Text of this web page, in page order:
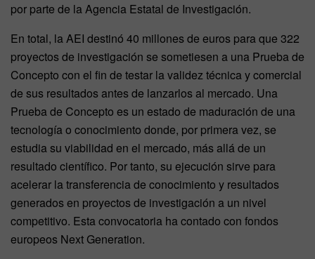
por parte de la Agencia Estatal de Investigación.
En total, la AEI destinó 40 millones de euros para que 322
proyectos de investigación se sometiesen a una Prueba de
Concepto con el fin de testar la validez técnica y comercial
de sus resultados antes de lanzarlos al mercado. Una
Prueba de Concepto es un estado de maduración de una
tecnología o conocimiento donde, por primera vez, se
estudia su viabilidad en el mercado, más allá de un
resultado científico. Por tanto, su ejecución sirve para
acelerar la transferencia de conocimiento y resultados
generados en proyectos de investigación a un nivel
competitivo. Esta convocatoria ha contado con fondos
europeos Next Generation.